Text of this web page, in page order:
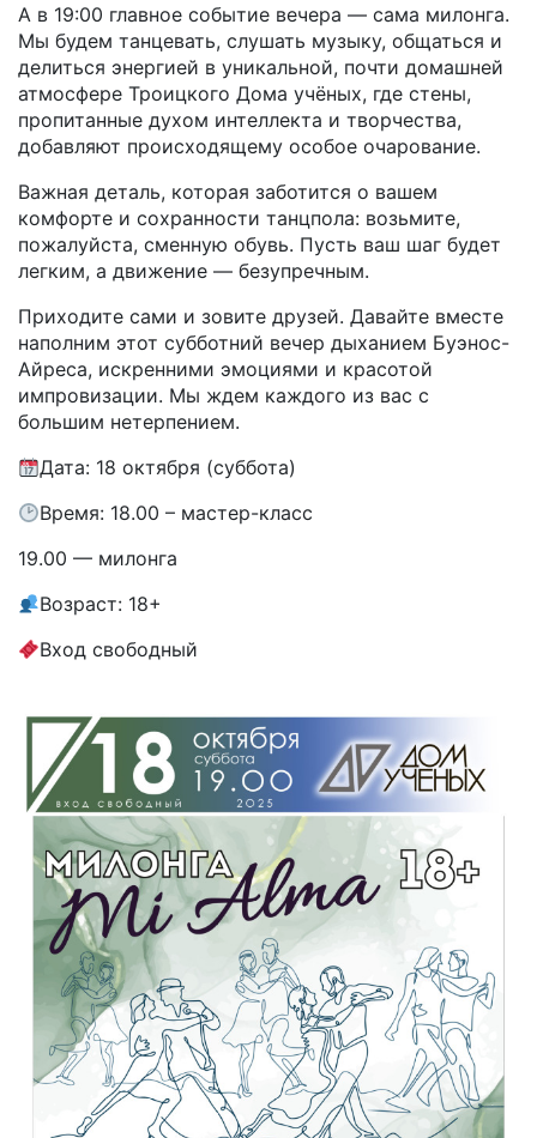
А в 19:00 главное событие вечера — сама милонга.
Мы будем танцевать, слушать музыку, общаться и
делиться энергией в уникальной, почти домашней
атмосфере Троицкого Дома учёных, где стены,
пропитанные духом интеллекта и творчества,
добавляют происходящему особое очарование.
Важная деталь, которая заботится о вашем
комфорте и сохранности танцпола: возьмите,
пожалуйста, сменную обувь. Пусть ваш шаг будет
легким, а движение — безупречным.
Приходите сами и зовите друзей. Давайте вместе
наполним этот субботний вечер дыханием Буэнос-
Айреса, искренними эмоциями и красотой
импровизации. Мы ждем каждого из вас с
большим нетерпением.
Дата: 18 октября (суббота)
Время: 18.00 – мастер-класс
19.00 — милонга
Возраст: 18+
Вход свободный